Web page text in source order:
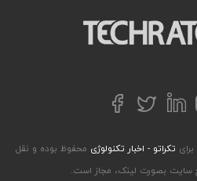
لینکداینتوییترفیسبوک
تکراتو - اخبار تکنولوژی محفوظ بوده و نقل
سایت بصورت لینک، مجاز است.